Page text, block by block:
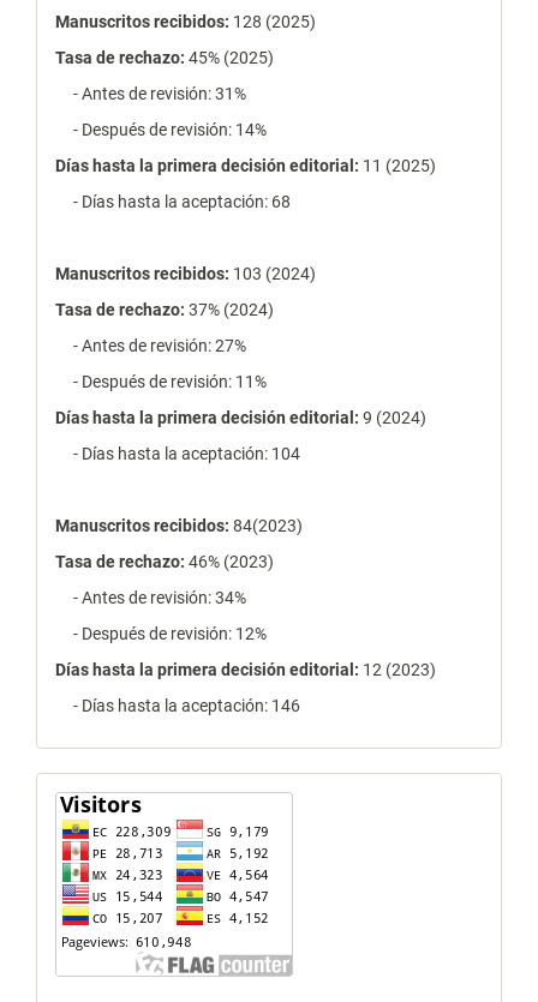
estadísticas
Manuscritos recibidos: 128 (2025)
Tasa de rechazo: 45% (2025)
- Antes de revisión: 31%
- Después de revisión: 14%
Días hasta la primera decisión editorial: 11 (2025)
- Días hasta la aceptación: 68
Manuscritos recibidos: 103 (2024)
Tasa de rechazo: 37% (2024)
- Antes de revisión: 27%
- Después de revisión: 11%
Días hasta la primera decisión editorial: 9 (2024)
- Días hasta la aceptación: 104
Manuscritos recibidos: 84(2023)
Tasa de rechazo: 46% (2023)
- Antes de revisión: 34%
- Después de revisión: 12%
Días hasta la primera decisión editorial: 12 (2023)
- Días hasta la aceptación: 146
contador